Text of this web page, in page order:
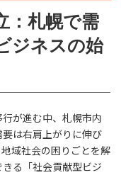
：札幌で需
ジネスの始
が進む中、札幌市内
は右肩上がりに伸び
域社会の困りごとを解
る「社会貢献型ビジ